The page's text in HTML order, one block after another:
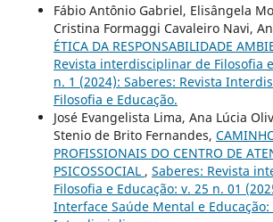
Fábio Antônio Gabriel, Elisângela
Cristina Formaggi Cavaleiro Navi,
ÉTICA DA RESPONSABILIDADE
Revista interdisciplinar de Filosofia
n. 1 (2024): Saberes: Revista
Filosofia e Educação.
José Evangelista Lima, Ana Lúcia
Stenio de Brito Fernandes,
PROFISSIONAIS DO CENTRO DE
PSICOSSOCIAL , Saberes: Revista
Filosofia e Educação: v. 25 n. 01
Interface Saúde Mental e Educação: